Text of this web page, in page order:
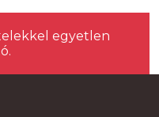
egyetlen